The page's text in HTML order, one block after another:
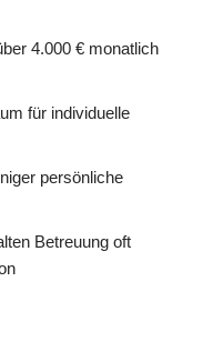
4.000 € monatlich
für individuelle
persönliche
Betreuung oft